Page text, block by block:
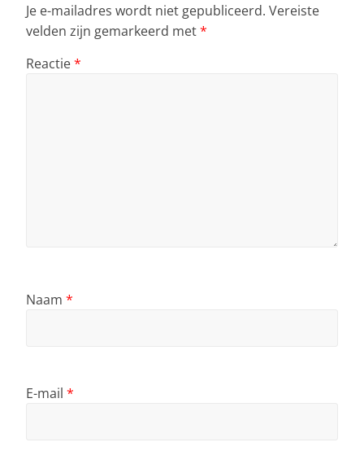
Je e-mailadres wordt niet gepubliceerd. Vereiste
velden zijn gemarkeerd met*
Reactie*
Naam *
E-mail *